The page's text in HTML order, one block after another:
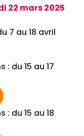
22 mars 2025
7 au 18 avril
du 15 au 17
: du 15 au 18